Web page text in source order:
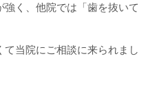
く、他院では「歯を抜いて
当院にご相談に来られまし